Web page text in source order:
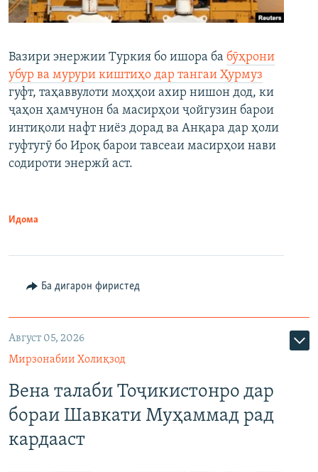
Вазири энержии Туркия бо ишора ба бӯҳрони
убур ва мурури киштиҳо дар тангаи Ҳурмуз
гуфт, таҳаввулоти моҳҳои ахир нишон дод, ки
ҷаҳон ҳамчунон ба масирҳои ҷойгузин барои
интиқоли нафт ниёз дорад ва Анқара дар ҳоли
гуфтугӯ бо Ироқ барои тавсеаи масирҳои нави
содироти энержӣ аст.
Идома
Ба дигарон фиристед
Август 05, 2026
Мирзонабии Холиқзод
Вена талаби Тоҷикистонро дар
бораи Шавкати Муҳаммад рад
кардааст